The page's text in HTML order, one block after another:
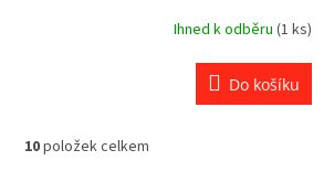
Ihned k odběru (1 ks)
Do košíku
O
10položek celkem